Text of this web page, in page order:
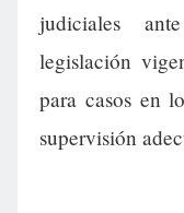
judiciales
legislación
para casos en
supervisión